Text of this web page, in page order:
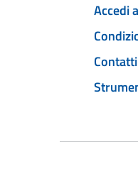
Accedi
Contatti